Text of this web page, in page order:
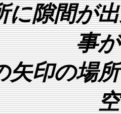
に隙間が
事
矢印の場